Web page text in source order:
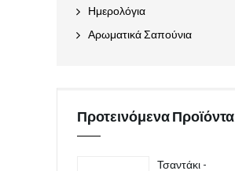
Ημερολόγια
Αρωματικά Σαπούνια
Προτεινόμενα Προϊόντα
Τσαντάκι -